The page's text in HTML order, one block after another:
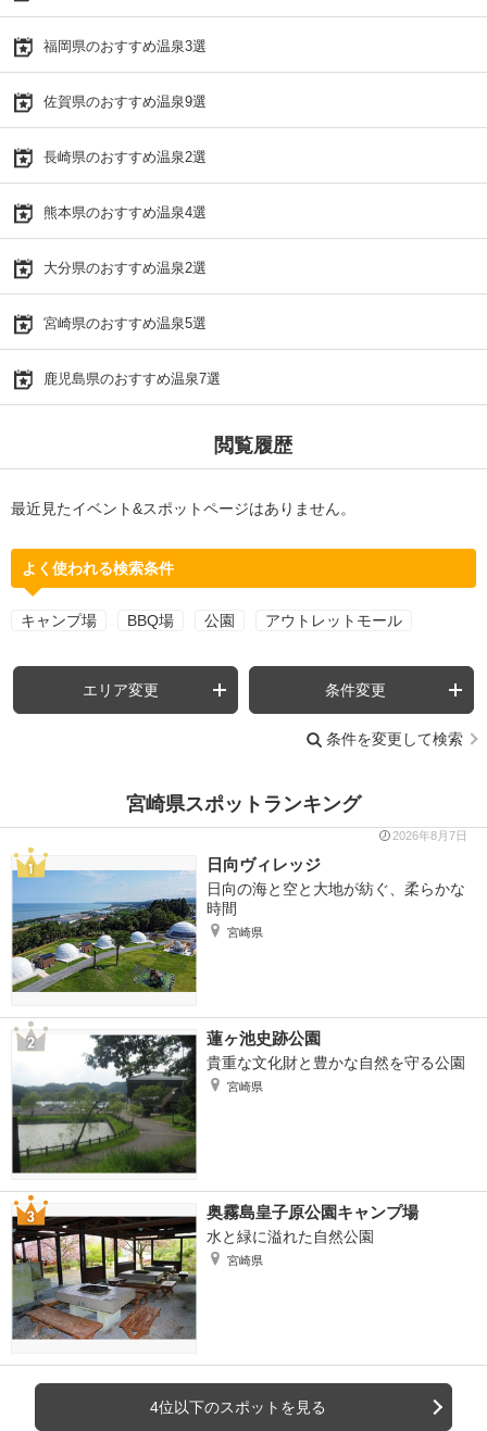
福岡県のおすすめ温泉3選
佐賀県のおすすめ温泉9選
長崎県のおすすめ温泉2選
熊本県のおすすめ温泉4選
大分県のおすすめ温泉2選
宮崎県のおすすめ温泉5選
鹿児島県のおすすめ温泉7選
閲覧履歴
最近見たイベント&スポットページはありません。
よく使われる検索条件
キャンプ場 BBQ場 公園 アウトレットモール
エリア変更 条件変更
条件を変更して検索
宮崎県スポットランキング
2026年8月7日
日向ヴィレッジ
日向の海と空と大地が紡ぐ、柔らかな
時間
宮崎県
蓮ヶ池史跡公園
貴重な文化財と豊かな自然を守る公園
宮崎県
奥霧島皇子原公園キャンプ場
水と緑に溢れた自然公園
宮崎県
4位以下のスポットを見る